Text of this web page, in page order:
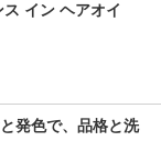
イン ヘアオイ
発色で、品格と洗